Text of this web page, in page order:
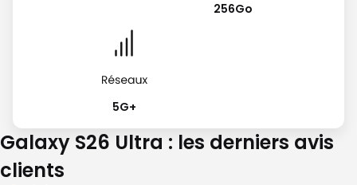
256Go
5G+
Galaxy S26 Ultra : les derniers avis
clients